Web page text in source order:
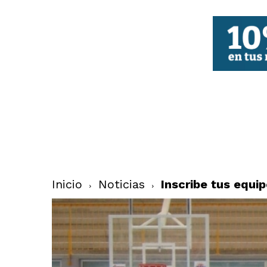
Inicio Noticias Inscribe tus